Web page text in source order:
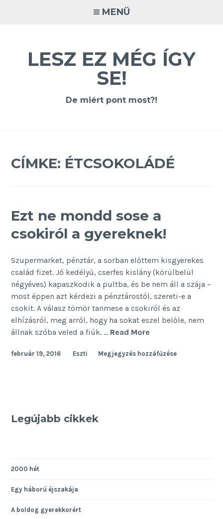
MENÜ
LESZ EZ MÉG ÍGY
SE!
De miért pont most?!
CÍMKE: ÉTCSOKOLÁDÉ
Ezt ne mondd sose a
csokiról a gyereknek!
Szupermarket, pénztár, a sorban előttem kisgyerekes
család fizet. Jó kedélyű, cserfes kislány (körülbelül
négyéves) kapaszkodik a pultba, és be nem áll a szája –
most éppen azt kérdezi a pénztárostól, szereti-e a
csokit. A válasz tömör tanmese a csokiról és az
elhízásról, meg arról, hogy ha sokat eszel belőle, nem
állnak szóba veled a fiúk. … Read More
mondd
február 19, 2016 Eszti Megjegyzés hozzáfűzése
Legújabb cikkek
2000 hét
Egy háború éjszakája
A boldog gyerekkorért